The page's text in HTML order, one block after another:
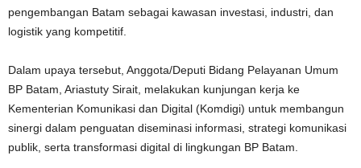
pengembangan Batam sebagai kawasan investasi, industri, dan
logistik yang kompetitif.
Dalam upaya tersebut, Anggota/Deputi Bidang Pelayanan Umum
BP Batam, Ariastuty Sirait, melakukan kunjungan kerja ke
Kementerian Komunikasi dan Digital (Komdigi) untuk membangun
sinergi dalam penguatan diseminasi informasi, strategi komunikasi
publik, serta transformasi digital di lingkungan BP Batam.